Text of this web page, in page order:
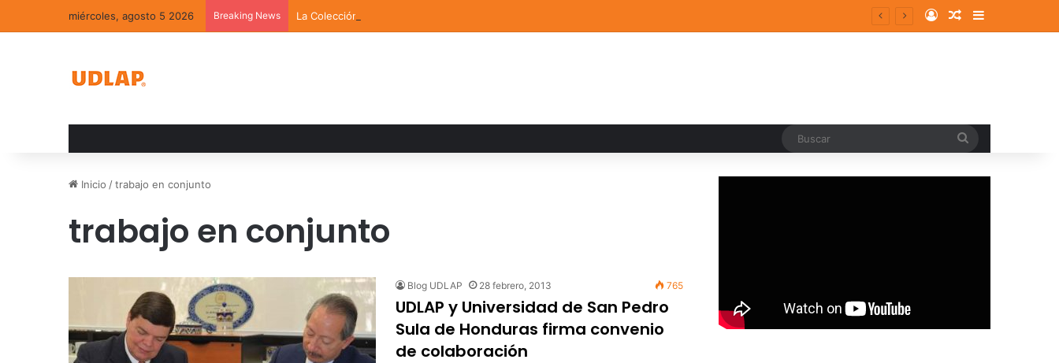
miércoles, agosto 5 2026 Breaking News La Colección de Arte UDLAP fortalece su acervo con nuevas obras de artistas emergentes y consolidados Log InRandom Article
Sidebar
Inicio /trabajo en conjunto
trabajo en conjunto
Blog UDLAP 28 febrero, 2013 765
UDLAP y Universidad de San Pedro
Sula de Honduras firma convenio
de colaboración